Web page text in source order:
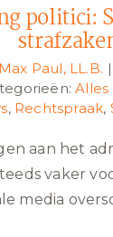
politici:
Max Paul, LL.B. |
, Rechtspraak,
aan het
vaker
media